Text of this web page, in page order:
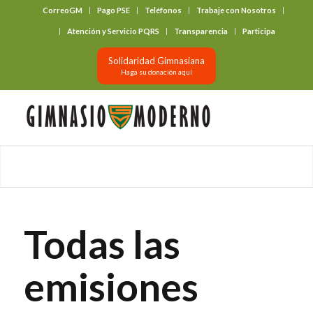
CorreoGM Pago PSE Teléfonos Trabaje con Nosotros
Atención y Servicio PQRS Transparencia Participa
Solidaridad Gimnasiana
Haga su donación aquí
Todas las
emisiones